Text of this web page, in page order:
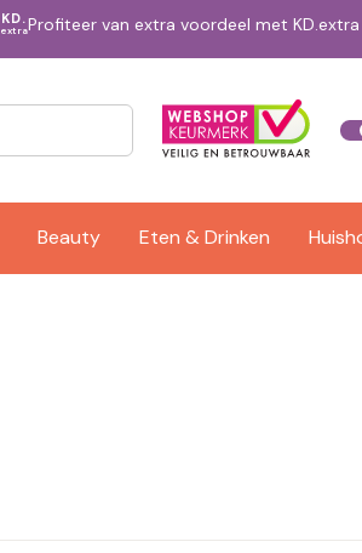
KD.
extraProfiteer van extra voordeel met KD.extra
Beauty Eten & Drinken